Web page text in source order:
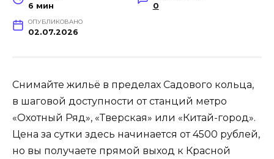
6 мин 0
ОПУБЛИКОВАНО
02.07.2026
Снимайте жильё в пределах Садового кольца,
в шаговой доступности от станций метро
«Охотный Ряд», «Тверская» или «Китай-город».
Цена за сутки здесь начинается от 4500 рублей,
но вы получаете прямой выход к Красной